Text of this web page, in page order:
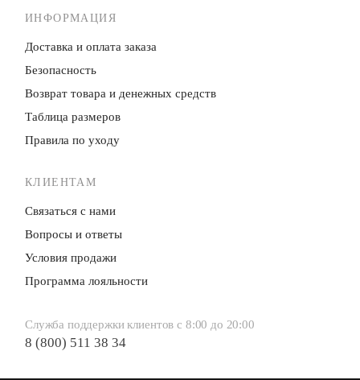
ИНФОРМАЦИЯ
Доставка и оплата заказа
Безопасность
Возврат товара и денежных средств
Таблица размеров
Правила по уходу
КЛИЕНТАМ
Связаться с нами
Вопросы и ответы
Условия продажи
Программа лояльности
Служба поддержки клиентов с 8:00 до 20:00
8 (800) 511 38 34